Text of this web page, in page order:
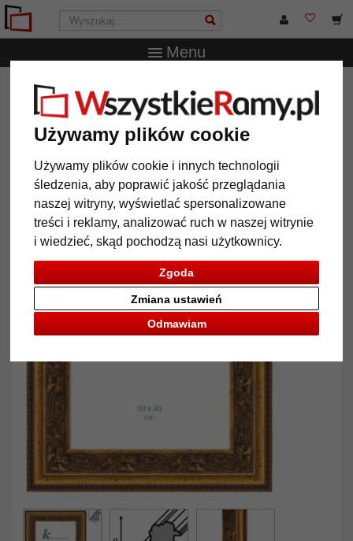
Używamy plików cookie
Używamy plików cookie i innych technologii
śledzenia, aby poprawić jakość przeglądania
naszej witryny, wyświetlać spersonalizowane
treści i reklamy, analizować ruch w naszej witrynie
i wiedzieć, skąd pochodzą nasi użytkownicy.
Zgoda
Odmawiam
Zmiana ustawień
Menu
WszystkieRamy.pl Wielkość ramy
Barokowa rama Valverde na wymiar
Barokowa rama Valverde na
wymiar